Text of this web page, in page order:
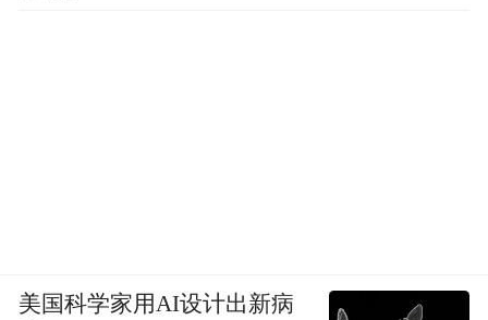
美国科学家用AI设计出新病